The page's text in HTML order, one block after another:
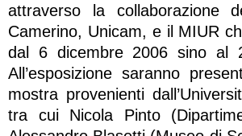
attraverso la collaborazione
Camerino, Unicam, e il MIUR
dal 6 dicembre 2006 sino al
All’esposizione saranno
mostra provenienti
tra cui Nicola Pinto